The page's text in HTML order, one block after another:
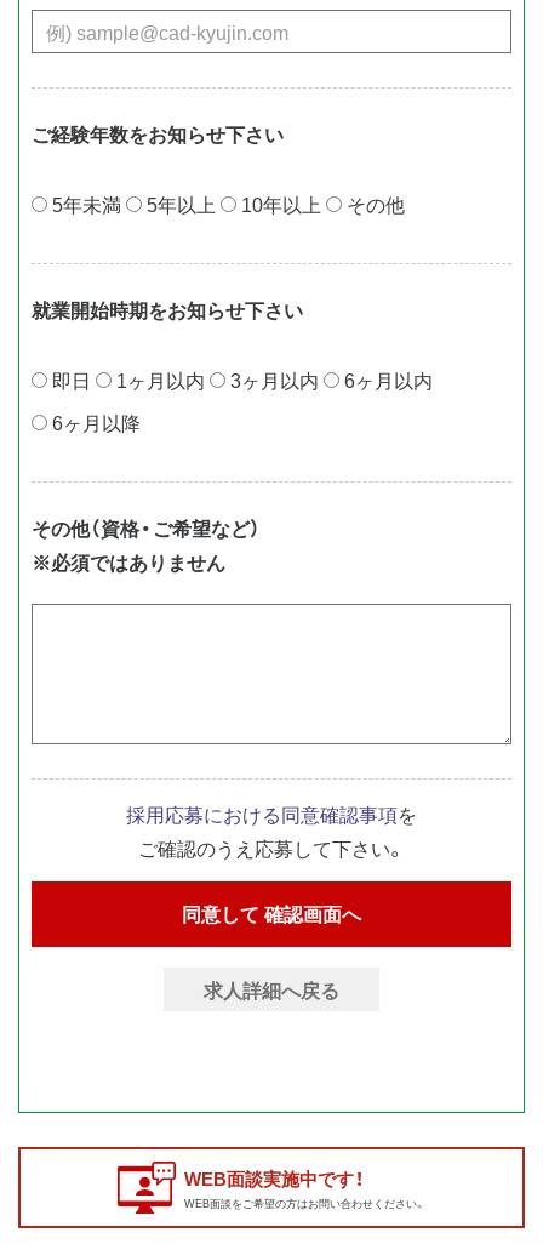
ご経験年数をお知らせ下さい
5年未満 5年以上 10年以上 その他
就業開始時期をお知らせ下さい
即⽇ 1ヶ⽉以内 3ヶ⽉以内
6ヶ⽉以内
6ヶ⽉以降
その他（資格・ご希望など）
※必須ではありません
採用応募における同意確認事項を
ご確認のうえ応募して下さい。
求人詳細へ戻る
WEB面談実施中です！
WEB面談をご希望の方はお問い合わせください。